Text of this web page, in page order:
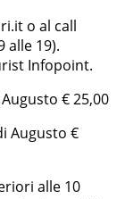
o al call
alle 19).
Infopoint.
€ 25,00
Augusto €
alle 10